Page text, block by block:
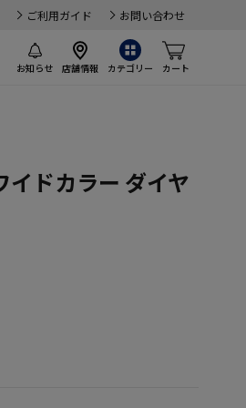
ご利用ガイド お問い合わせ
お知らせ 店舗情報 カテゴリー カート
ドカラー ダイヤ